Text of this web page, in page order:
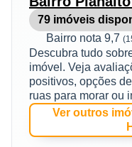
79 imóveis
Bairro nota 9,7
Descubra tudo
imóvel. Veja
positivos, opções
ruas para morar ou
Ver outros